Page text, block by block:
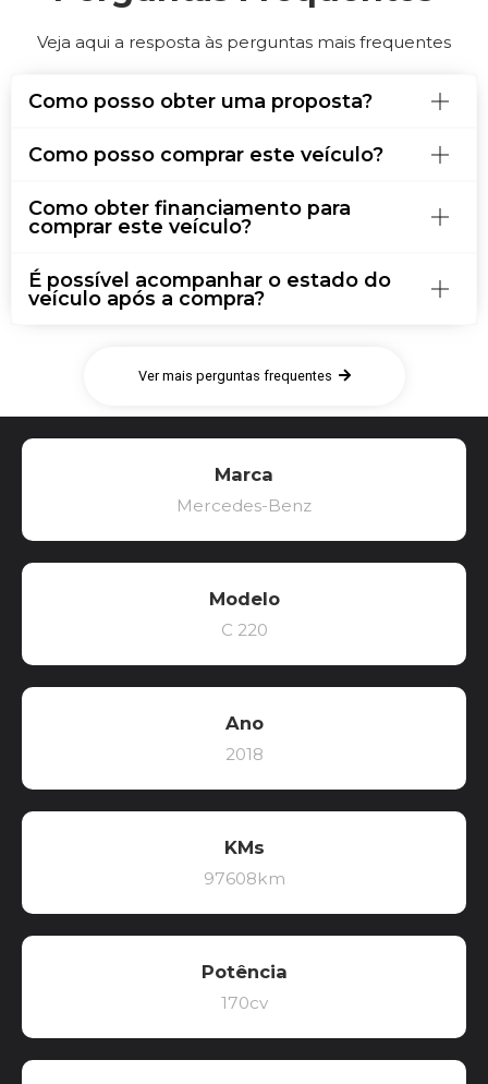
Veja aqui a resposta às perguntas mais frequentes
Como posso obter uma proposta?
Como posso comprar este veículo?
Como obter financiamento para
comprar este veículo?
É possível acompanhar o estado do
veículo após a compra?
Ver mais perguntas frequentes
Marca
Mercedes-Benz
Modelo
C 220
Ano
2018
KMs
97608km
Potência
170cv